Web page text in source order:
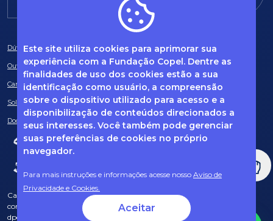
Este site utiliza cookies para aprimorar sua
experiência com a Fundação Copel. Dentre as
finalidades de uso dos cookies estão a sua
identificação como usuário, a compreensão
sobre o dispositivo utilizado para acesso e a
disponibilização de conteúdos direcionados a
seus interesses. Você também pode gerenciar
suas preferências de cookies no próprio
navegador.
Para mais instruções e informações acesse nosso Aviso de
Privacidade e Cookies.
Aceitar
Dúvidas frequentes
Ouvidoria
Canal de Denúncias
Solicitação de informações
Documentos obrigatórios
Caso tenha dúvidas sobre Privacidade de Dados e LGPD, entre em
contato com o nosso DPO (encarregado de dados) via e-mail:
dpo@fcopel.org.br